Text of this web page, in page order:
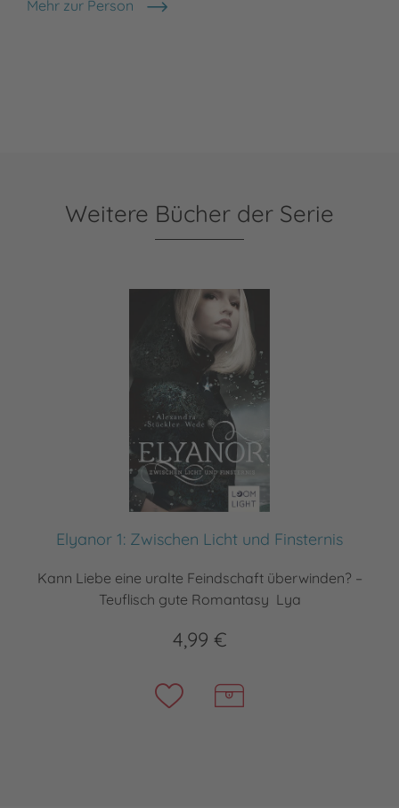
Mehr zur Person
Alexandra Stückler-Wede
Weitere Bücher der Serie
Elyanor 1: Zwischen Licht und Finsternis
Kann Liebe eine uralte Feindschaft überwinden? –
Teuflisch gute Romantasy Lya
4,99 €